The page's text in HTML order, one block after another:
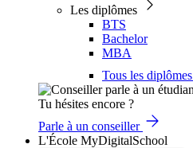
Les diplômes
BTS
Bachelor
MBA
Tous les diplômes
Tu hésites encore ?
Parle à un conseiller
L'École MyDigitalSchool